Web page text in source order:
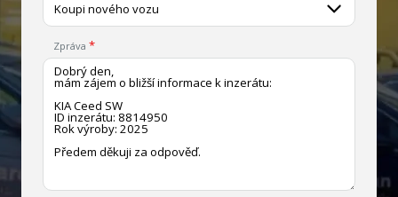
Koupi nového vozu
Zpráva